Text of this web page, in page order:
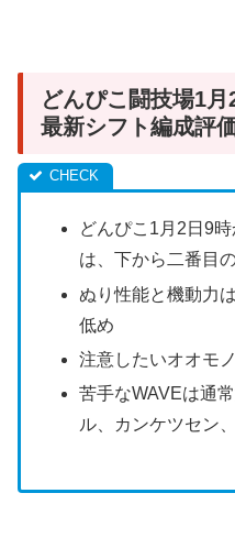
どんぴこ闘技場1
最新シフト編成評
どんぴこ1月2日9
は、下から二番目
ぬり性能と機動力
低め
注意したいオオモ
苦手なWAVEは通
ル、カンケツセン